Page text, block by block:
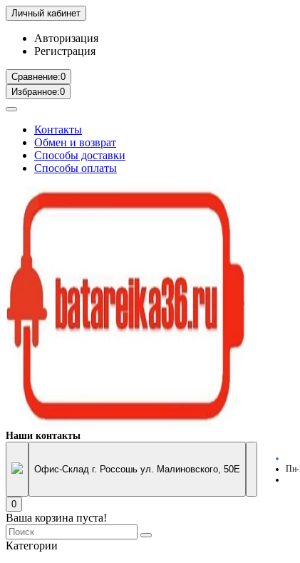
Личный кабинет
Авторизация
Регистрация
Сравнение:0
Избранное:0
Контакты
Обмен и возврат
Способы доставки
Способы оплаты
Наши контакты
Офис-Склад г. Россошь ул. Малиновского, 50Е Пн-
0
Ваша корзина пуста!
Категории